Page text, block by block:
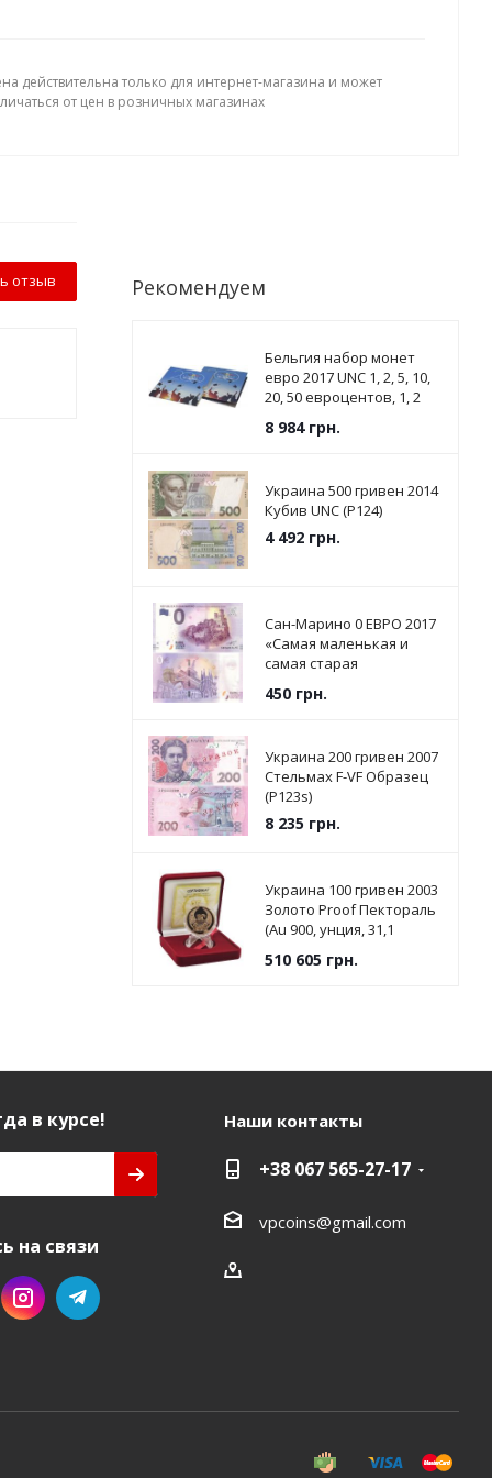
действительна только для интернет-магазина и может
от цен в розничных магазинах
отзыв Рекомендуем
Бельгия набор монет
евро 2017 UNC 1, 2, 5, 10,
20, 50 евроцентов, 1, 2
упаковке
8 984грн.
Украина 500 гривен 2014
Кубив UNC (P124)
4 492грн.
Сан-Марино 0 ЕВРО 2017
«Самая маленькая и
самая старая
450грн.
Украина 200 гривен 2007
Стельмах F-VF Образец
(P123s)
8 235 грн.
Украина 100 гривен 2003
Золото Proof Пектораль
(Au 900, унция, 31,1
510 605 грн.
в курсе!
на связи
Наши контакты
+38 067 565-27-17
vpcoins@gmail.com